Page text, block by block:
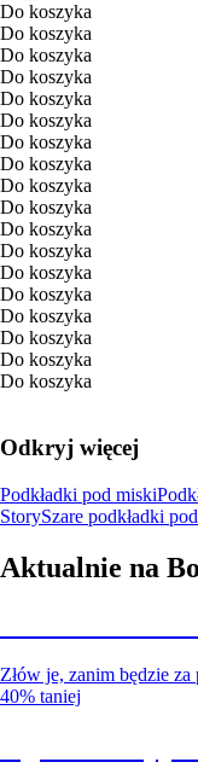
Do koszyka
Do koszyka
Do koszyka
Do koszyka
Do koszyka
Do koszyka
Do koszyka
Do koszyka
Do koszyka
Do koszyka
Do koszyka
Do koszyka
Do koszyka
Do koszyka
Do koszyka
Do koszyka
Do koszyka
Do koszyka
Odkryj więcej
Podkładki pod miski
StorySzare podkładki
Aktualnie na
Złów je, zanim będzie
40% taniej